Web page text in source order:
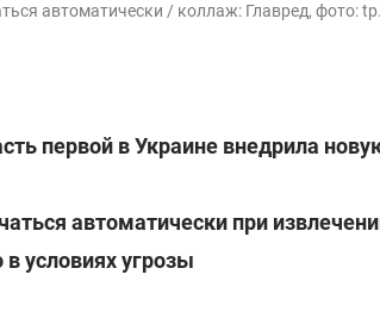
автоматически / коллаж: Главред, фото:
первой в Украине внедрила
автоматически при
условиях угрозы